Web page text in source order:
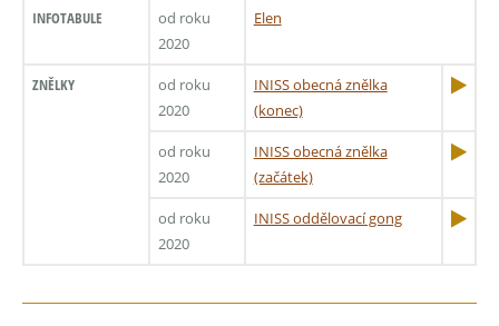
INFOTABULE
od roku
2020
Elen
ZNĚLKY
od roku
2020
INISS obecná znělka
(konec)
od roku
2020
INISS obecná znělka
(začátek)
od roku
2020
INISS oddělovací gong